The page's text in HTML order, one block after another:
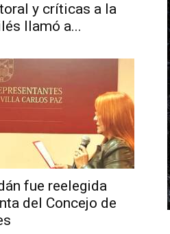
y críticas a la
llamó a...
fue reelegida
del Concejo de